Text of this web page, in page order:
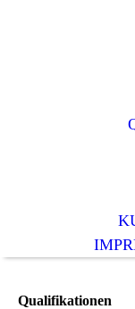
Qualifikationen